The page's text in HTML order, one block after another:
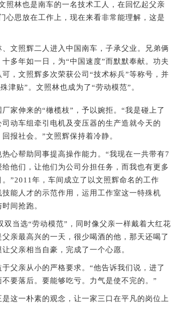
照林也是南车的一名技术工人，在回忆起父亲
心思放在工作上，现在来看非常能理解，这是
照辉二人进入中国南车，子承父业。兄弟俩
多年如一日，为“中国速度”而默默奉献。功夫
，文照辉多次荣获公司“技术标兵”等称号，并
津贴”。文照林也成为了“劳动模范”。
伸来的“橄榄枝”，予以婉拒。“我是碰上了
动车组牵引电机及变压器的生产造就今天的
报社会。”文照辉保持着冷静。
帮助同事提高操作能力。“我现在一共带有7
他们，让他们为公司分担任务，而我也有更多
”2011年，车间成立了以文照辉命名的工作
能人才的示范作用，运用工作室这一特殊机
间抢跑。
当选“劳动模范”，同时像父亲一样戴着大红花
亲最高兴的一天，很少喝酒的他，那天还喝了
父亲相当自豪，完成了一个心愿。
亲从小的严格要求。“他告诉我们说，进了
要落后。要能够吃亏。力气是使不完的。”
一朴素的观念，让一家三口在平凡的岗位上